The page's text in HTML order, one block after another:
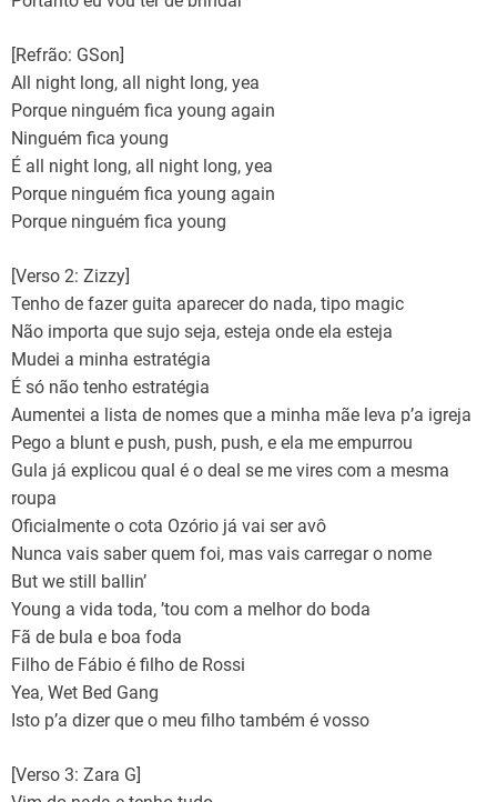
[Refrão: GSon]
All night long, all night long, yea
Porque ninguém fica young again
Ninguém fica young
É all night long, all night long, yea
Porque ninguém fica young again
Porque ninguém fica young
[Verso 2: Zizzy]
Tenho de fazer guita aparecer do nada, tipo magic
Não importa que sujo seja, esteja onde ela esteja
Mudei a minha estratégia
É só não tenho estratégia
Aumentei a lista de nomes que a minha mãe leva p’a igreja
Pego a blunt e push, push, push, e ela me empurrou
Gula já explicou qual é o deal se me vires com a mesma
roupa
Oficialmente o cota Ozório já vai ser avô
Nunca vais saber quem foi, mas vais carregar o nome
But we still ballin’
Young a vida toda, ’tou com a melhor do boda
Fã de bula e boa foda
Filho de Fábio é filho de Rossi
Yea, Wet Bed Gang
Isto p’a dizer que o meu filho também é vosso
[Verso 3: Zara G]